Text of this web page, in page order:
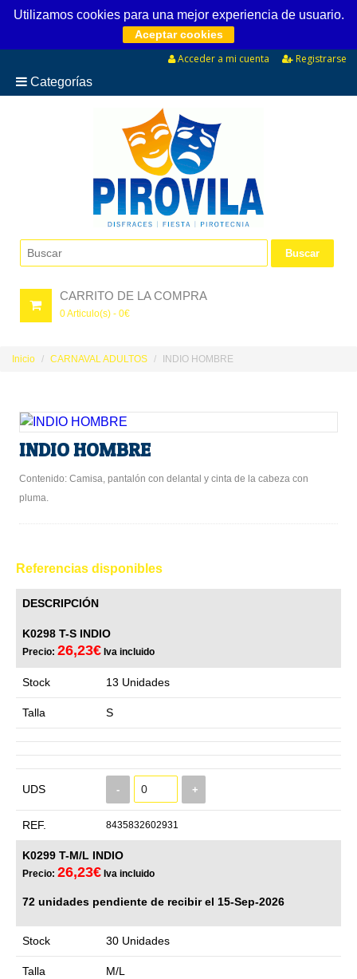
Utilizamos cookies para una mejor experiencia de usuario.
Aceptar cookies
Acceder a mi cuenta
Registrarse
Categorías
CARRITO DE LA COMPRA
0Articulo(s) - 0€
Inicio CARNAVAL ADULTOS INDIO HOMBRE
INDIO HOMBRE
Contenido: Camisa, pantalón con delantal y cinta de la cabeza con
pluma.
Referencias disponibles
DESCRIPCIÓN
K0298 T-S INDIO
Precio: 26,23€ Iva incluido
Stock 13 Unidades
Talla S
UDS - +
REF. 8435832602931
K0299 T-M/L INDIO
Precio: 26,23€ Iva incluido
72 unidades pendiente de recibir el 15-Sep-2026
Stock 30 Unidades
Talla M/L